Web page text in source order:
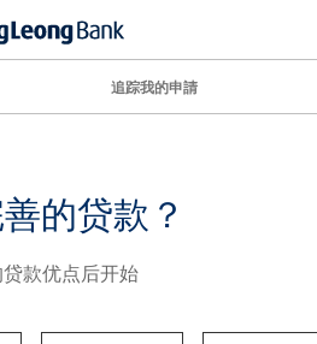
追踪我的申請
的贷款？
款优点后开始